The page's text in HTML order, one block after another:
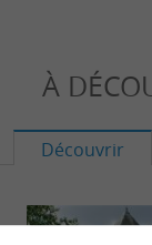
À
Découvrir